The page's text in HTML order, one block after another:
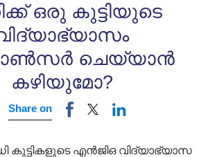
ഒരു കുട്ടിയുടെ
ചെയ്യാൻ
കഴിയുമോ?
Share on
കുട്ടികളുടെ എൻ‌ജി‌ഒ വിദ്യാഭ്യാസ